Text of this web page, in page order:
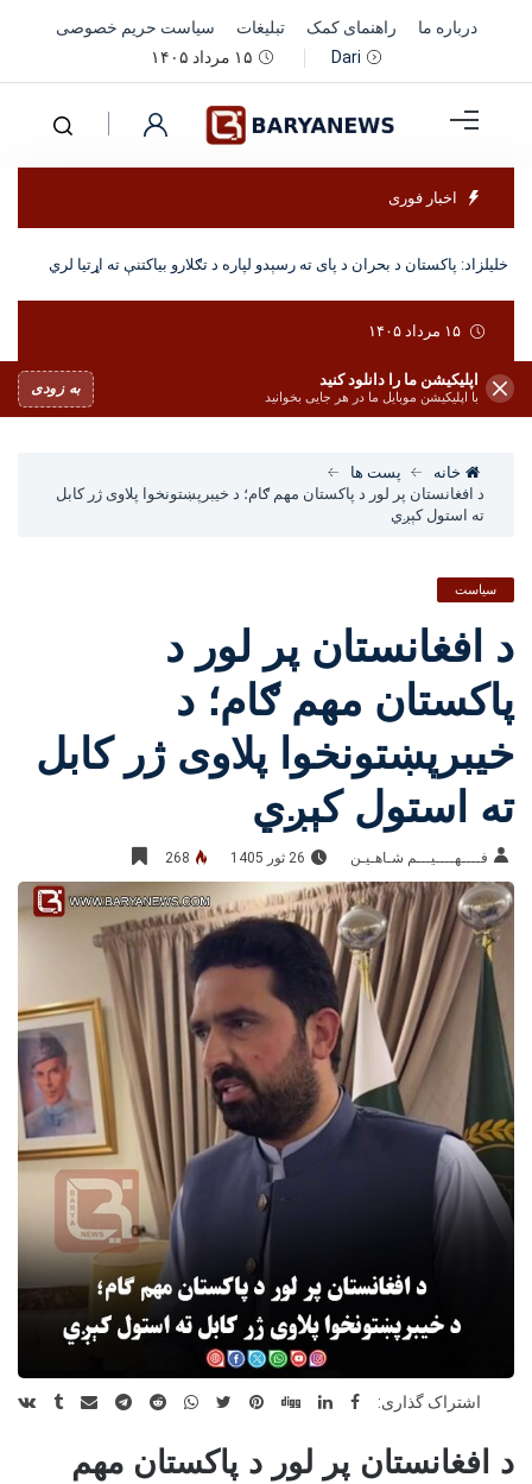
درباره ما راهنمای کمک تبلیغات
سیاست حریم خصوصی
Dari
۱۵ مرداد ۱۴۰۵
اخبار فوری
خلیلزاد: پاکستان د بحران د پای ته رسېدو لپاره د تګلارو بیاکتنې ته اړتیا لري
۱۵ مرداد ۱۴۰۵
اپلیکیشن ما را دانلود کنید
با اپلیکیشن موبایل ما در هر جایی بخوانید
به زودی
خانه
پست ها
د افغانستان پر لور د پاکستان مهم ګام؛ د خیبرپښتونخوا پلاوی ژر کابل
ته استول کېږي
سیاست
د افغانستان پر لور د
پاکستان مهم ګام؛ د
خیبرپښتونخوا پلاوی ژر کابل
ته استول کېږي
فــــهــــيـــم شـاهـیـن‎‎ 26 ثور 1405 268
اشتراک گذاری:
د افغانستان پر لور د پاکستان مهم